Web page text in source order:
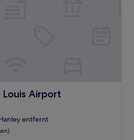
Airport
Airport
entfernt